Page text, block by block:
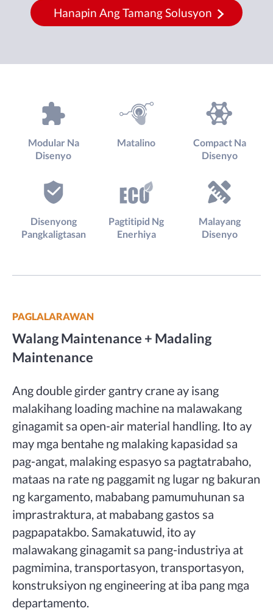
Hanapin Ang Tamang Solusyon
Modular Na
Disenyo
Matalino
Compact Na
Disenyo
Disenyong
Pangkaligtasan
Pagtitipid Ng
Enerhiya
Malayang
Disenyo
PAGLALARAWAN
Walang Maintenance + Madaling
Maintenance
Ang double girder gantry crane ay isang
malakihang loading machine na malawakang
ginagamit sa open-air material handling. Ito ay
may mga bentahe ng malaking kapasidad sa
pag-angat, malaking espasyo sa pagtatrabaho,
mataas na rate ng paggamit ng lugar ng bakuran
ng kargamento, mababang pamumuhunan sa
imprastraktura, at mababang gastos sa
pagpapatakbo. Samakatuwid, ito ay
malawakang ginagamit sa pang-industriya at
pagmimina, transportasyon, transportasyon,
konstruksiyon ng engineering at iba pang mga
departamento.